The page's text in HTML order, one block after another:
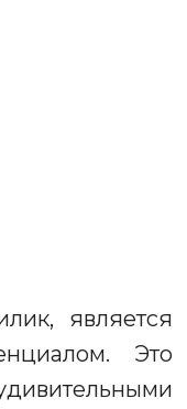
является
. Это